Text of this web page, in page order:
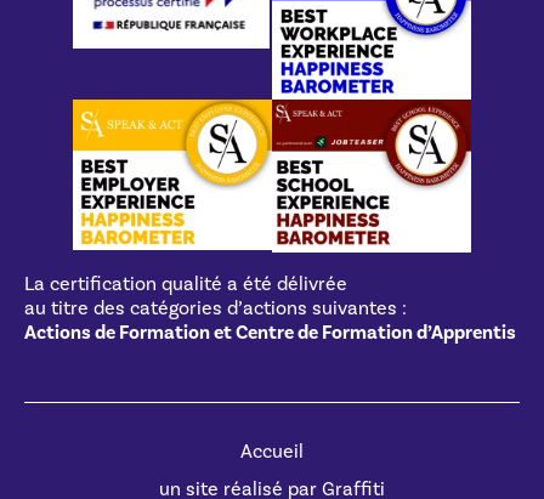
La certification qualité a été délivrée
au titre des catégories d’actions suivantes :
Actions de Formation et Centre de Formation d’Apprentis
Accueil
un site réalisé par Graffiti